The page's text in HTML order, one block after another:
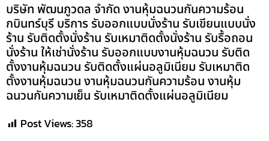
บริษัท พัฒนภูวดล จำกัด งานหุ้มฉนวนกันความร้อน
กบินทร์บุรี บริการ รับออกแบบนั่งร้าน รับเขียนแบบนั่ง
ร้าน รับติดตั้งนั่งร้าน รับเหมาติดตั้งนั่งร้าน รับรื้อถอน
นั่งร้าน ให้เช่านั่งร้าน รับออกแบบงานหุ้มฉนวน รับติด
ตั้งงานหุ้มฉนวน รับติดตั้งแผ่นอลูมิเนียม รับเหมาติด
ตั้งงานหุ้มฉนวน งานหุ้มฉนวนกันความร้อน งานหุ้ม
ฉนวนกันความเย็น รับเหมาติดตั้งแผ่นอลูมิเนียม
Post Views:358